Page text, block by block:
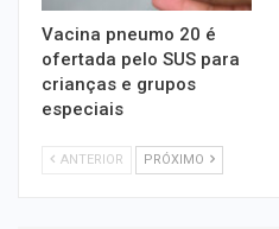
Vacina pneumo 20 é
ofertada pelo SUS para
crianças e grupos
especiais
ANTERIOR PRÓXIMO